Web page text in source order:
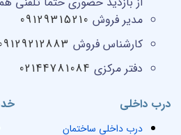
درب داخلی
درب داخلی ساختمان
مدیر فروش 09129315210
کارشناس فروش
دفتر مرکزی 02144781084